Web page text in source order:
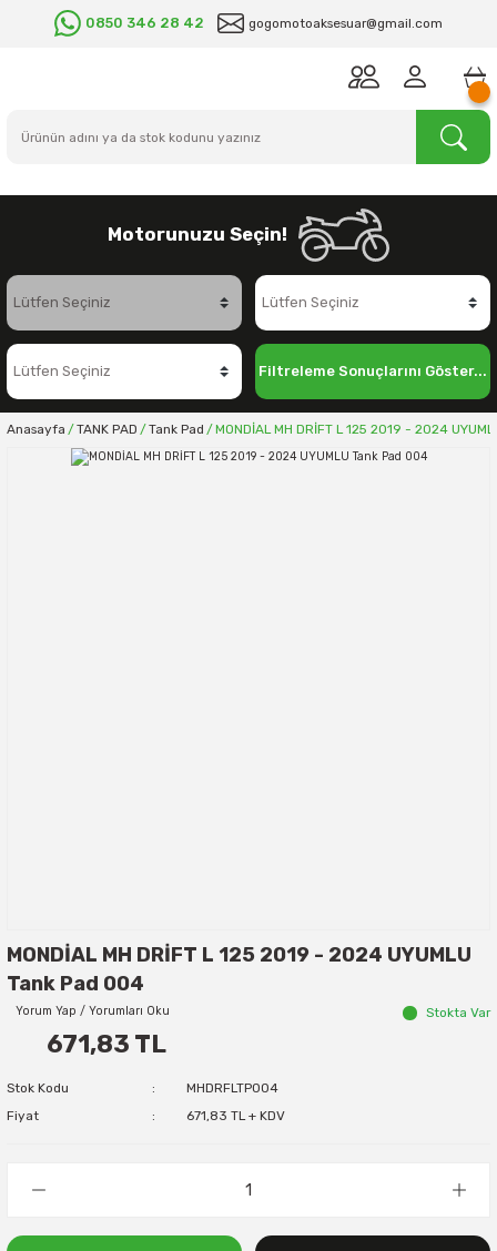
0850 346 28 42 gogomotoaksesuar@gmail.com
Motorunuzu Seçin!
Filtreleme Sonuçlarını Göster...
Anasayfa TANK PAD Tank Pad MONDİAL MH DRİFT L 125 2019 - 2024
MONDİAL MH DRİFT L 125 2019 - 2024 UYUMLU
Tank Pad 004
Yorum Yap / Yorumları Oku Stokta Var
671,83 TL
Stok Kodu
MHDRFLTP004
Fiyat
671,83 TL + KDV